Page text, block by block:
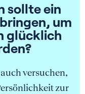
sollte ein
um
glücklich
versuchen,
zur